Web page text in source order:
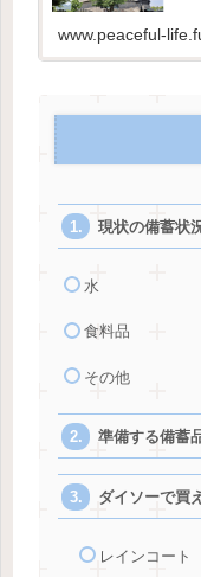
www.peaceful-
現状の備蓄状
水
食料品
その他
準備する備蓄
ダイソーで買
レインコート